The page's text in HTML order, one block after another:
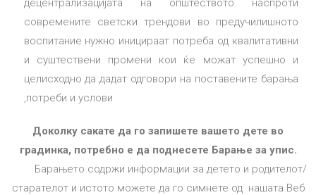
децентрализацијата на општеството наспроти
современите светски трендови во предучилишното
воспитание нужно иницираат потреба од квалитативни
и суштествени промени кои ќе можат успешно и
целисходно да дадат одговори на поставените барања
,потреби и услови
Доколку сакате да го запишете вашето дете во
градинка, потребно е да поднесете Барање за упис.
Барањето содржи информации за детето и родителот/
старателот и истото можете да го симнете од нашата Веб